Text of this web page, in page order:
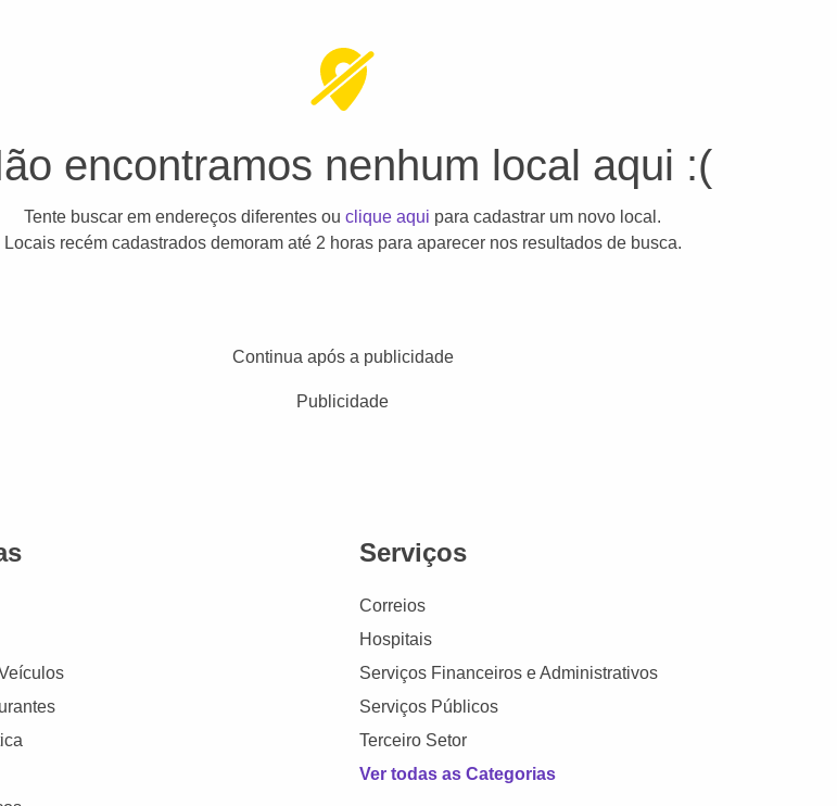
encontramos nenhum local aqui :(
Tente buscar em endereços diferentes ouclique aqui para cadastrar um novo local.
Locais recém cadastrados demoram até 2 horas para aparecer nos resultados de busca.
Continua após a publicidade
Publicidade
Serviços
Correios
Hospitais
Serviços Financeiros e Administrativos
Serviços Públicos
Terceiro Setor
Ver todas as Categorias